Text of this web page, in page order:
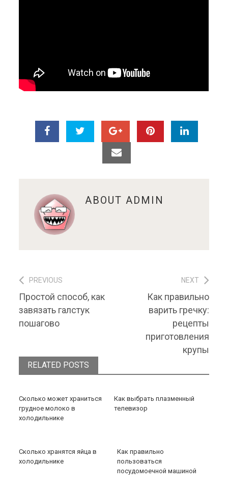
ABOUT ADMIN
Навигация по записям
PREVIOUS
Previous post:
Простой способ, как
завязать галстук
пошагово
NEXT
Next post:
Как правильно
варить гречку:
рецепты
приготовления
крупы
RELATED POSTS
Сколько может храниться
грудное молоко в
холодильнике
Как выбрать плазменный
телевизор
Сколько хранятся яйца в
холодильнике
Как правильно
пользоваться
посудомоечной машиной